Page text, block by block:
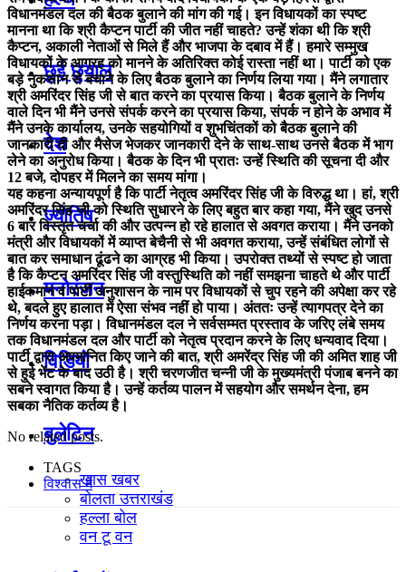
छुई छुयाल
देश
ज्योतिष
मनोरंजन
विडियो
बुलेटिन
खास खबर
बोलता उत्तराखंड
हल्ला बोल
वन टू वन
विधानमंडल दल की बैठक बुलाने की मांग की गई। इन विधायकों का स्पष्ट
मानना था कि श्री कैप्टन पार्टी की जीत नहीं चाहते? उन्हें शंका थी कि श्री
कैप्टन, अकाली नेताओं से मिले हैं और भाजपा के दबाव में हैं। हमारे सम्मुख
विधायकों के आग्रह को मानने के अतिरिक्त कोई रास्ता नहीं था। पार्टी को एक
बड़े नुकसान से बचाने के लिए बैठक बुलाने का निर्णय लिया गया। मैंने लगातार
श्री अमरिंदर सिंह जी से बात करने का प्रयास किया। बैठक बुलाने के निर्णय
वाले दिन भी मैंने उनसे संपर्क करने का प्रयास किया, संपर्क न होने के अभाव में
मैंने उनके कार्यालय, उनके सहयोगियों व शुभचिंतकों को बैठक बुलाने की
जानकारी दी और मैसेज भेजकर जानकारी देने के साथ-साथ उनसे बैठक में भाग
लेने का अनुरोध किया। बैठक के दिन भी प्रातः उन्हें स्थिति की सूचना दी और
12 बजे, दोपहर में मिलने का समय मांगा।
यह कहना अन्यायपूर्ण है कि पार्टी नेतृत्व अमरिंदर सिंह जी के विरुद्ध था। हां, श्री
अमरिंदर सिंह जी को स्थिति सुधारने के लिए बहुत बार कहा गया, मैंने खुद उनसे
6 बार विस्तृत चर्चा की और उत्पन्न हो रहे हालात से अवगत कराया। मैंने उनको
मंत्री और विधायकों में व्याप्त बेचैनी से भी अवगत कराया, उन्हें संबंधित लोगों से
बात कर समाधान ढूंढने का आग्रह भी किया। उपरोक्त तथ्यों से स्पष्ट हो जाता
है कि कैप्टन अमरिंदर सिंह जी वस्तुस्थिति को नहीं समझना चाहते थे और पार्टी
हाईकमान व पार्टी अनुशासन के नाम पर विधायकों से चुप रहने की अपेक्षा कर रहे
थे, बदले हुए हालात में ऐसा संभव नहीं हो पाया। अंततः उन्हें त्यागपत्र देने का
निर्णय करना पड़ा। विधानमंडल दल ने सर्वसम्मत प्रस्ताव के जरिए लंबे समय
तक विधानमंडल दल और पार्टी को नेतृत्व प्रदान करने के लिए धन्यवाद दिया।
पार्टी द्वारा अपमानित किए जाने की बात, श्री अमरेंद्र सिंह जी की अमित शाह जी
से हुई भेंट के बाद उठी है। श्री चरणजीत चन्नी जी के मुख्यमंत्री पंजाब बनने का
सबने स्वागत किया है। उन्हें कर्तव्य पालन में सहयोग और समर्थन देना, हम
सबका नैतिक कर्तव्य है।
No related posts.
TAGS
विश्वास में